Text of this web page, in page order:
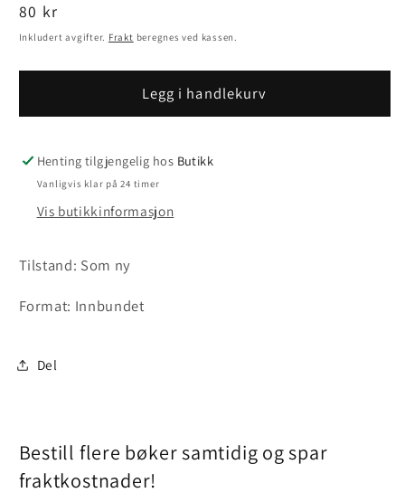
Vanlig
pris
80 kr
Inkludert avgifter. Frakt beregnes ved kassen.
Legg i handlekurv
Henting tilgjengelig hos Butikk
Vanligvis klar på 24 timer
Vis butikkinformasjon
Tilstand: Som ny
Format: Innbundet
Del
Bestill flere bøker samtidig og spar
fraktkostnader!